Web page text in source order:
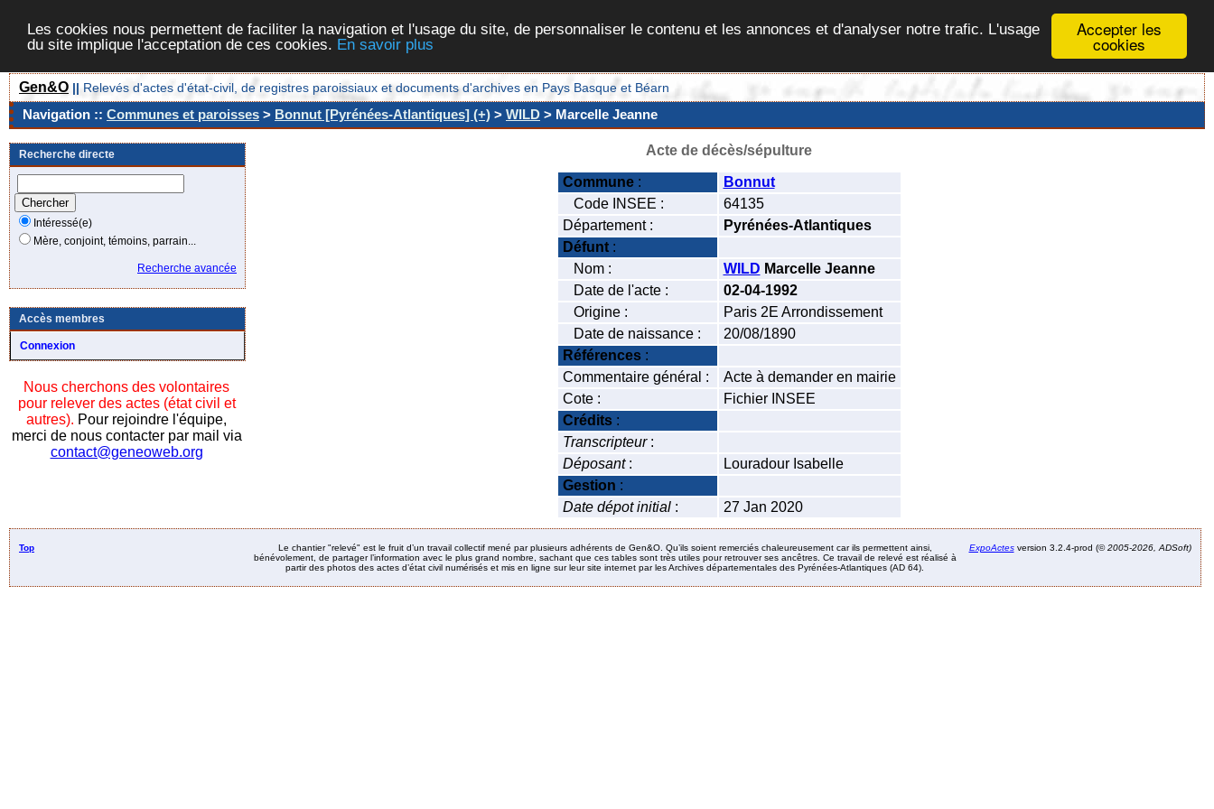
Accepter les
cookies
Les cookies nous permettent de faciliter la navigation et l'usage du site, de personnaliser le contenu et les annonces et d'analyser notre trafic. L'usage
du site implique l'acceptation de ces cookies. En savoir plus
Gen&O || Relevés d'actes d'état-civil, de registres paroissiaux et documents d'archives en Pays Basque et Béarn
Navigation :: Communes et paroisses > Bonnut [Pyrénées-Atlantiques] (+) > WILD > Marcelle Jeanne
Recherche directe
Intéressé(e)
Mère, conjoint, témoins, parrain...
Recherche avancée
Accès membres
Connexion
Nous cherchons des volontaires
pour relever des actes (état civil et
autres). Pour rejoindre l'équipe,
merci de nous contacter par mail via
contact@geneoweb.org
Acte de décès/sépulture
Commune:
Bonnut
Code INSEE :
64135
Département :
Pyrénées-Atlantiques
Défunt:
Nom :
WILD Marcelle Jeanne
Date de l'acte :
02-04-1992
Origine :
Paris 2E Arrondissement
Date de naissance :
20/08/1890
Références:
Commentaire général :
Acte à demander en mairie
Cote :
Fichier INSEE
Crédits:
Transcripteur:
Déposant:
Louradour Isabelle
Gestion :
Date dépot initial: 27 Jan 2020
Top
Le chantier "relevé" est le fruit d’un travail collectif mené par plusieurs adhérents de Gen&O. Qu’ils soient remerciés chaleureusement car ils permettent ainsi,
bénévolement, de partager l’information avec le plus grand nombre, sachant que ces tables sont très utiles pour retrouver ses ancêtres. Ce travail de relevé est réalisé à
partir des photos des actes d’état civil numérisés et mis en ligne sur leur site internet par les Archives départementales des Pyrénées-Atlantiques (AD 64).
ExpoActesversion 3.2.4-prod (©2005-2026, ADSoft)